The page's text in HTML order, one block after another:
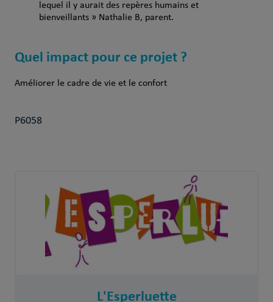
lequel il y aurait des repères humains et
bienveillants » Nathalie B, parent.
Quel impact pour ce projet ?
Améliorer le cadre de vie et le confort
P6058
L'Esperluette